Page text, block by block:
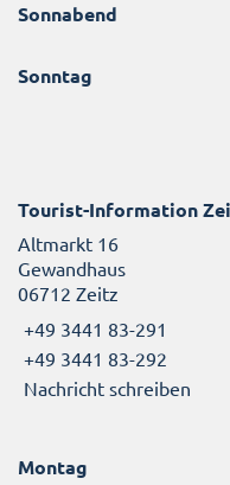
Sonnabend
Sonntag
Tourist-Information
Altmarkt 16
Gewandhaus
06712 Zeitz
+49 3441 83-291
+49 3441 83-292
Nachricht schreiben
Montag